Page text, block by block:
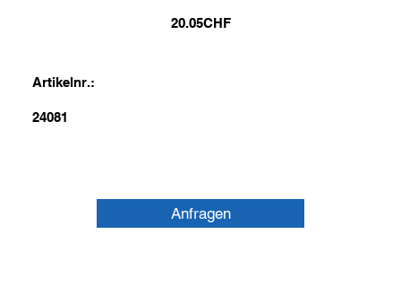
20.05CHF
Artikelnr.:
24081
Anfragen